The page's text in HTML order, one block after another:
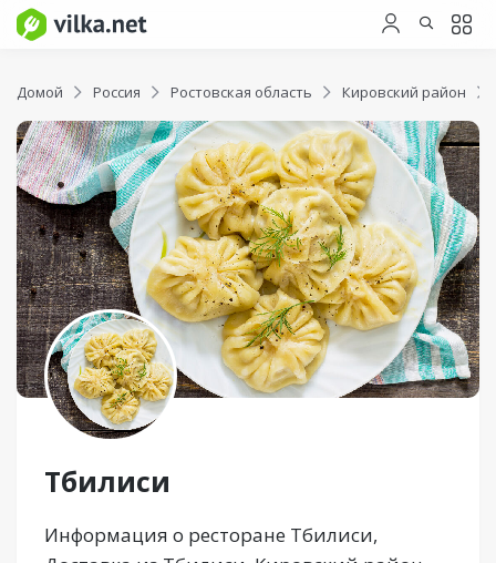
Домой Россия Ростовская область Кировский район
Тбилиси
Информация о ресторане Тбилиси,